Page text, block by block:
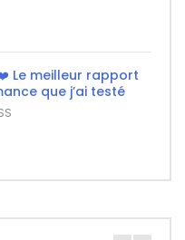
Le meilleur rapport
que j’ai testé